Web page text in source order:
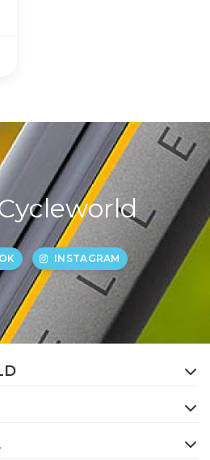
INSTAGRAM